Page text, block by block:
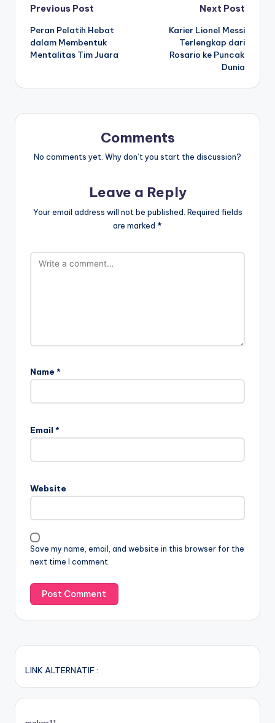
Post
navigation
Previous Post
Peran Pelatih Hebat
dalam Membentuk
Mentalitas Tim Juara
Next Post
Karier Lionel Messi
Terlengkap dari
Rosario ke Puncak
Dunia
Comments
No comments yet. Why don’t you start the discussion?
Leave a Reply
Your email address will not be published. Required fields
are marked *
Name *
Email *
Website
Save my name, email, and website in this browser for the
next time I comment.
LINK ALTERNATIF :